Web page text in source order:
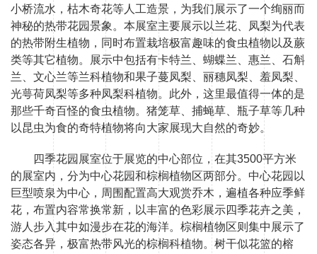
小桥流水，枯木奇花等人工造景，为我们展示了一个绚丽而
神秘的热带花园景象。本展室主要展示以兰花、凤梨为代表
的热带附生植物，同时布置栽培极富趣味的食虫植物以及蕨
类等其它植物。展示中包括有卡特兰、蝴蝶兰、惠兰、石斛
兰、文心兰等兰科植物和果子蔓凤梨、丽穗凤梨、羞凤梨、
光萼荷凤梨等多种凤梨科植物。此外，这里最值得一体的是
那些千奇百怪的食虫植物。猪笼草、捕蝇草、瓶子草等几种
以昆虫为食的奇特植物将向大家展现大自然的奇妙。
四季花园展室位于展览的中心部位，在其3500平方米
的展室内，分为中心花园和棕榈植物区两部分。中心花园以
巨型喷泉为中心，周围配置高大观赏乔木，遍植各种应季鲜
花，布置内容常换常新，以丰富的色彩展示四季花卉之美，
游人步入其中如漫步在花的海洋。棕榈植物区则集中展示了
姿态各异，极富热带风光的棕榈科植物。树干似花篮的榕